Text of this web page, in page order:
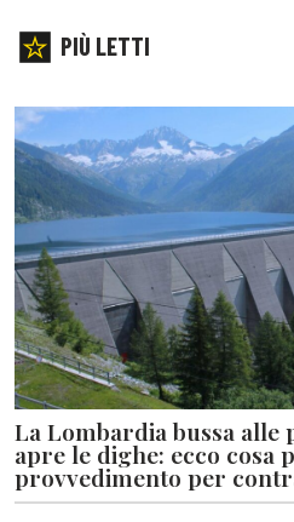
PIÙ LETTI
La Lombardia bussa
apre le dighe: ecco cosa
provvedimento per